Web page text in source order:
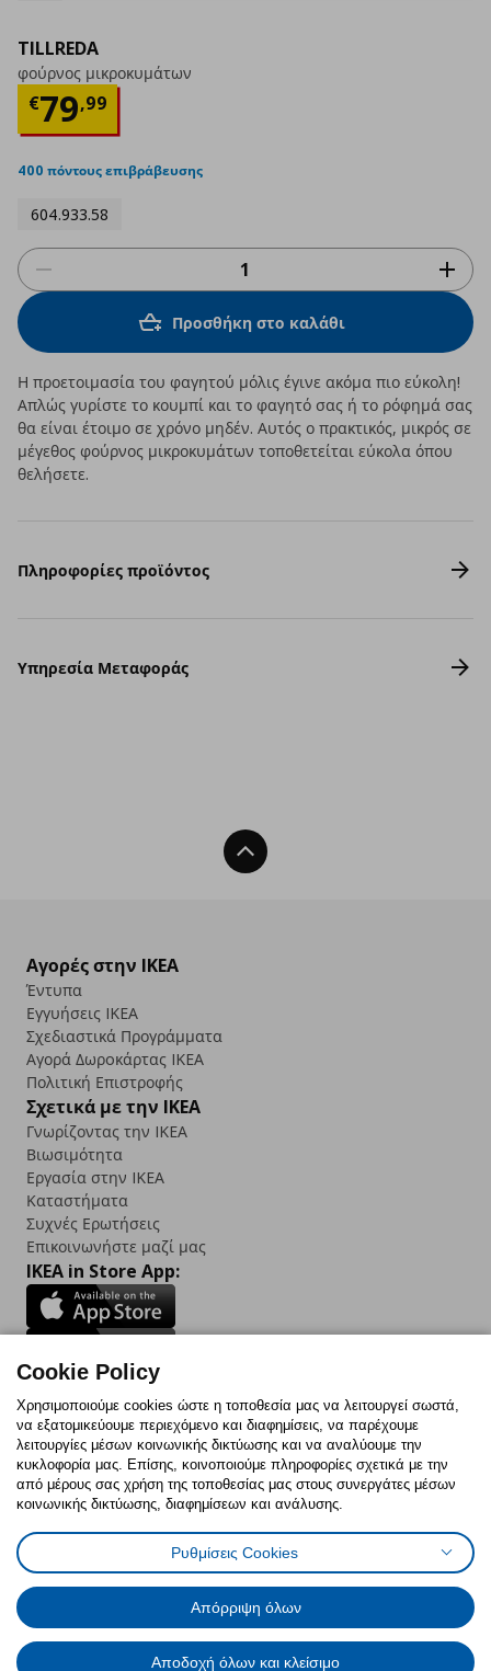
TILLREDA
φούρνος μικροκυμάτων
€79,99
Τρέχουσα τιμή
400 πόντους επιβράβευσης
604.933.58
Προσθήκη στο καλάθι
Η προετοιμασία του φαγητού μόλις έγινε ακόμα πιο εύκολη!
Απλώς γυρίστε το κουμπί και το φαγητό σας ή το ρόφημά σας
θα είναι έτοιμο σε χρόνο μηδέν. Αυτός ο πρακτικός, μικρός σε
μέγεθος φούρνος μικροκυμάτων τοποθετείται εύκολα όπου
θελήσετε.
Πληροφορίες προϊόντος
Υπηρεσία Μεταφοράς
Back To Top
Αγορές στην IKEA
Έντυπα
Εγγυήσεις IKEA
Σχεδιαστικά Προγράμματα
Αγορά Δωρoκάρτας IKEA
Πολιτική Επιστροφής
Σχετικά με την IKEA
Γνωρίζοντας την IKEA
Βιωσιμότητα
Εργασία στην IKEA
Καταστήματα
Συχνές Ερωτήσεις
Επικοινωνήστε μαζί μας
IKEA in Store App:
Follow us:
FacebookInstagram
TikTokYoutubePinterestTwitter
Πολιτική CookiesΔήλωση ψηφιακής προσβασιμότητας
Έντυπο Επιστροφής / ΑκύρωσηςΡυθμίσεις cookiesΌροι Χρήσης
Γενική Πολιτική Προσωπικών Δεδομένων
Πολιτική Προσωπικών Δεδομένων για IKEA.com.cy
Cookie Policy
Χρησιμοποιούμε cookies ώστε η τοποθεσία μας να λειτουργεί σωστά,
να εξατομικεύουμε περιεχόμενο και διαφημίσεις, να παρέχουμε
λειτουργίες μέσων κοινωνικής δικτύωσης και να αναλύουμε την
κυκλοφορία μας. Επίσης, κοινοποιούμε πληροφορίες σχετικά με την
από μέρους σας χρήση της τοποθεσίας μας στους συνεργάτες μέσων
κοινωνικής δικτύωσης, διαφημίσεων και ανάλυσης.
Ρυθμίσεις Cookies
Απόρριψη όλων
Αποδοχή όλων και κλείσιμο